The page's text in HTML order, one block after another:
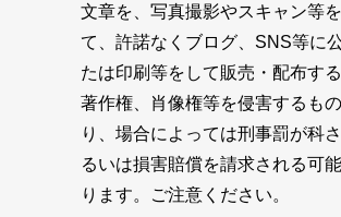
文章を、写真撮影やスキャン等
て、許諾なくブログ、SNS等に
たは印刷等をして販売・配布す
著作権、肖像権等を侵害するも
り、場合によっては刑事罰が科
るいは損害賠償を請求される可
ります。ご注意ください。